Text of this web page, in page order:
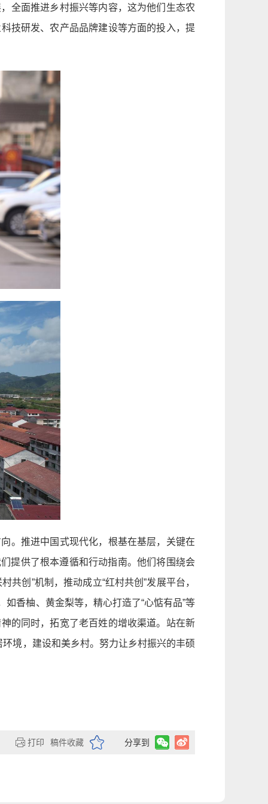
全面推进乡村振兴等内容，这为他们生态农
技研发、农产品品牌建设等方面的投入，提
。推进中国式现代化，根基在基层，关键在
提供了根本遵循和行动指南。他们将围绕会
共创”机制，推动成立“红村共创”发展平台，
香柚、黄金梨等，精心打造了“心惦有品”等
的同时，拓宽了老百姓的增收渠道。站在新
境，建设和美乡村。努力让乡村振兴的丰硕
稿件收藏 分享到
打印